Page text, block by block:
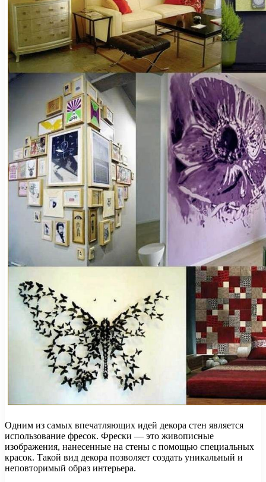
Одним из самых впечатляющих идей декора стен является
использование фресок. Фрески — это живописные
изображения, нанесенные на стены с помощью специальных
красок. Такой вид декора позволяет создать уникальный и
неповторимый образ интерьера.